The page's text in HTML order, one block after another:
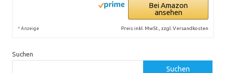
Bei Amazon
ansehen
* Anzeige Preis inkl. MwSt., zzgl. Versandkosten
Suchen
Suchen